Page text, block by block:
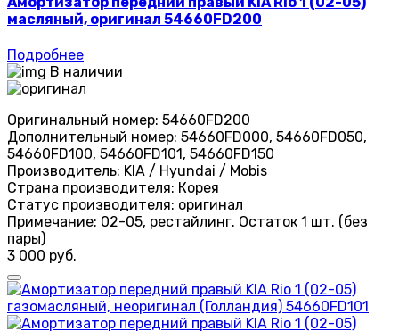
масляный, оригинал 54660FD200
Подробнее
В наличии
Оригинальный номер: 54660FD200
Дополнительный номер: 54660FD000, 54660FD050,
54660FD100, 54660FD101, 54660FD150
Производитель: KIA / Hyundai / Mobis
Страна производителя: Корея
Статус производителя: оригинал
Примечание: 02-05, рестайлинг. Остаток 1 шт. (без
пары)
3 000 руб.